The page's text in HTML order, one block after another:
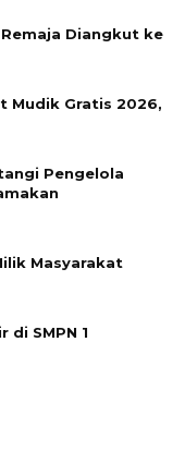
Diangkut ke
Mudik Gratis 2026,
Pengelola
Masyarakat
di SMPN 1